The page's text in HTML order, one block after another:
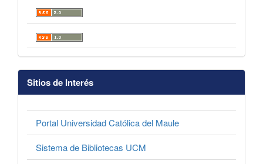
Sitios de Interés
Portal Universidad Católica del Maule
Sistema de Bibliotecas UCM